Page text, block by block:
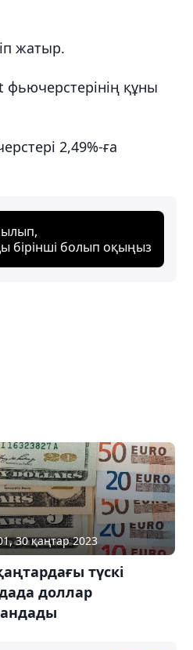
жатыр.
құны
2,49%-ға
бірінші болып оқыңыз
30 қаңтар 2023
түскі
доллар